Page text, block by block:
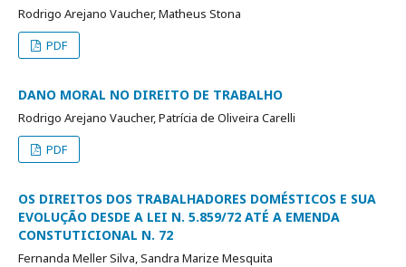
Rodrigo Arejano Vaucher, Matheus Stona
PDF
DANO MORAL NO DIREITO DE TRABALHO
Rodrigo Arejano Vaucher, Patrícia de Oliveira Carelli
PDF
OS DIREITOS DOS TRABALHADORES DOMÉSTICOS E SUA
EVOLUÇÃO DESDE A LEI N. 5.859/72 ATÉ A EMENDA
CONSTUTICIONAL N. 72
Fernanda Meller Silva, Sandra Marize Mesquita